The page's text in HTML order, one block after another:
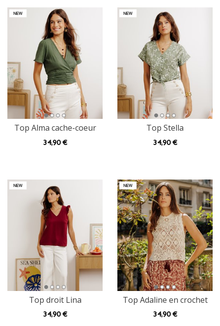
Top Alma cache-coeur
34,90 €
Top Stella
34,90 €
Top droit Lina
34,90 €
Top Adaline en crochet
34,90 €